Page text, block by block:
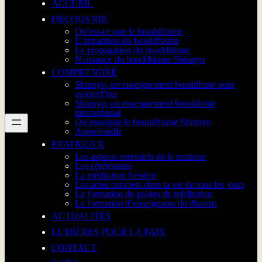
ACCUEIL
DÉCOUVRIR
Qu’est-ce que le bouddhisme
L’apparition du bouddhisme
La propagation du bouddhisme
Naissance du bouddhisme Shinnyo
COMPRENDRE
Shinnyo, un enseignement bouddhiste pour
aujourd’hui
Shinnyo, un enseignement bouddhiste
international
Qu’enseigne le bouddhisme Shinnyo
Approfondir
PRATIQUER
Les aspects essentiels de la pratique
Les cérémonies
La méditation Sesshin
Les actes concrets dans la vie de tous les jours
La formation de guides de méditation
La formation d’enseignants du dharma
ACTUALITÉS
LUMIÈRES POUR LA PAIX
CONTACT